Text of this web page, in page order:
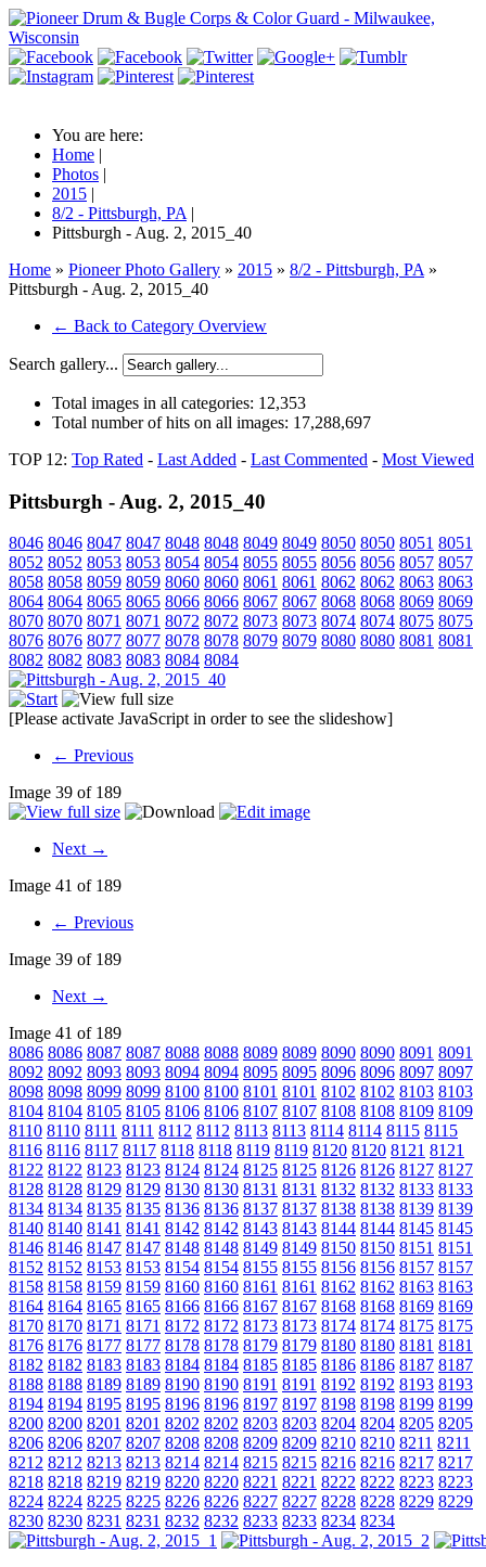
You are here:
Home |
Photos |
2015 |
8/2 - Pittsburgh, PA |
Pittsburgh - Aug. 2, 2015_40
Home » Pioneer Photo Gallery » 2015 » 8/2 - Pittsburgh, PA »
Pittsburgh - Aug. 2, 2015_40
← Back to Category Overview
Search gallery...
Total images in all categories: 12,353
Total number of hits on all images: 17,288,697
TOP 12: Top Rated - Last Added - Last Commented - Most Viewed
Pittsburgh - Aug. 2, 2015_40
8046 8046 8047 8047 8048 8048 8049 8049 8050 8050 8051 8051
8052 8052 8053 8053 8054 8054 8055 8055 8056 8056 8057 8057
8058 8058 8059 8059 8060 8060 8061 8061 8062 8062 8063 8063
8064 8064 8065 8065 8066 8066 8067 8067 8068 8068 8069 8069
8070 8070 8071 8071 8072 8072 8073 8073 8074 8074 8075 8075
8076 8076 8077 8077 8078 8078 8079 8079 8080 8080 8081 8081
8082 8082 8083 8083 8084 8084
[Please activate JavaScript in order to see the slideshow]
← Previous
Image 39 of 189
Next →
Image 41 of 189
← Previous
Image 39 of 189
Next →
Image 41 of 189
8086 8086 8087 8087 8088 8088 8089 8089 8090 8090 8091 8091
8092 8092 8093 8093 8094 8094 8095 8095 8096 8096 8097 8097
8098 8098 8099 8099 8100 8100 8101 8101 8102 8102 8103 8103
8104 8104 8105 8105 8106 8106 8107 8107 8108 8108 8109 8109
8110 8110 8111 8111 8112 8112 8113 8113 8114 8114 8115 8115
8116 8116 8117 8117 8118 8118 8119 8119 8120 8120 8121 8121
8122 8122 8123 8123 8124 8124 8125 8125 8126 8126 8127 8127
8128 8128 8129 8129 8130 8130 8131 8131 8132 8132 8133 8133
8134 8134 8135 8135 8136 8136 8137 8137 8138 8138 8139 8139
8140 8140 8141 8141 8142 8142 8143 8143 8144 8144 8145 8145
8146 8146 8147 8147 8148 8148 8149 8149 8150 8150 8151 8151
8152 8152 8153 8153 8154 8154 8155 8155 8156 8156 8157 8157
8158 8158 8159 8159 8160 8160 8161 8161 8162 8162 8163 8163
8164 8164 8165 8165 8166 8166 8167 8167 8168 8168 8169 8169
8170 8170 8171 8171 8172 8172 8173 8173 8174 8174 8175 8175
8176 8176 8177 8177 8178 8178 8179 8179 8180 8180 8181 8181
8182 8182 8183 8183 8184 8184 8185 8185 8186 8186 8187 8187
8188 8188 8189 8189 8190 8190 8191 8191 8192 8192 8193 8193
8194 8194 8195 8195 8196 8196 8197 8197 8198 8198 8199 8199
8200 8200 8201 8201 8202 8202 8203 8203 8204 8204 8205 8205
8206 8206 8207 8207 8208 8208 8209 8209 8210 8210 8211 8211
8212 8212 8213 8213 8214 8214 8215 8215 8216 8216 8217 8217
8218 8218 8219 8219 8220 8220 8221 8221 8222 8222 8223 8223
8224 8224 8225 8225 8226 8226 8227 8227 8228 8228 8229 8229
8230 8230 8231 8231 8232 8232 8233 8233 8234 8234